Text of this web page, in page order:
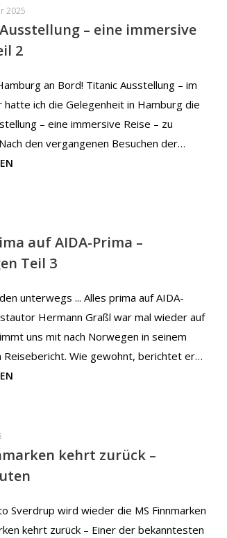
2025
– eine immersive
2
an Bord! Titanic Ausstellung – im
hatte ich die Gelegenheit in Hamburg die
– eine immersive Reise – zu
den vergangenen Besuchen der…
auf AIDA-Prima –
Teil 3
unterwegs ... Alles prima auf AIDA-
Hermann Graßl war mal wieder auf
uns mit nach Norwegen in seinem
Reisebericht. Wie gewohnt, berichtet er…
kehrt zurück –
Sverdrup wird wieder die MS Finnmarken
kehrt zurück – Einer der bekanntesten